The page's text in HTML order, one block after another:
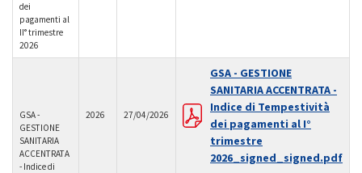
dei
pagamenti al
II° trimestre
2026
GSA -
GESTIONE
SANITARIA
ACCENTRATA
- Indice di
2026 27/04/2026
GSA - GESTIONE
SANITARIA ACCENTRATA -
Indice di Tempestività
dei pagamenti al I°
trimestre
2026_signed_signed.pdf